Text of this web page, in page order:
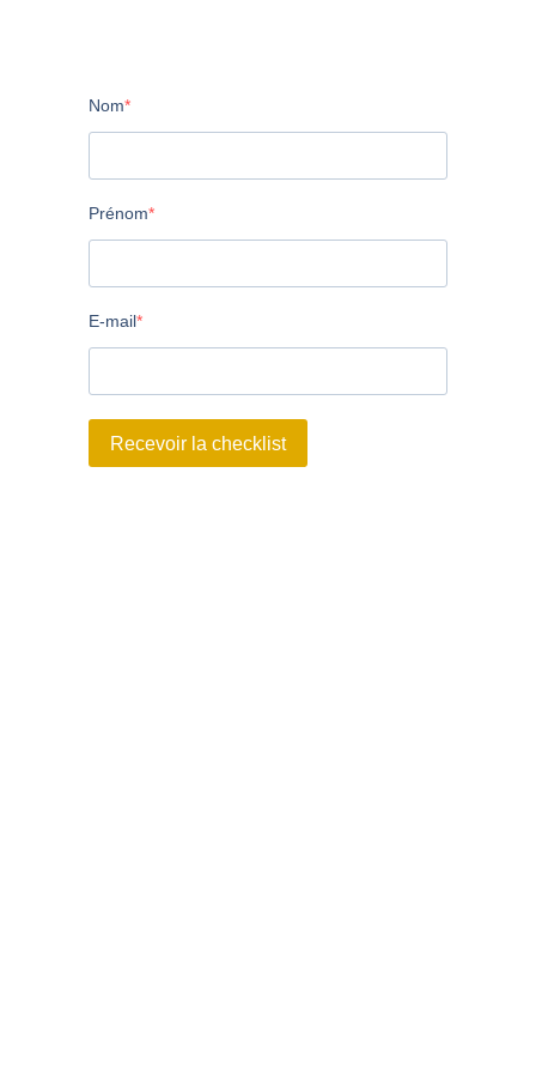
Nom
Prénom
E-mail
Recevoir la checklist